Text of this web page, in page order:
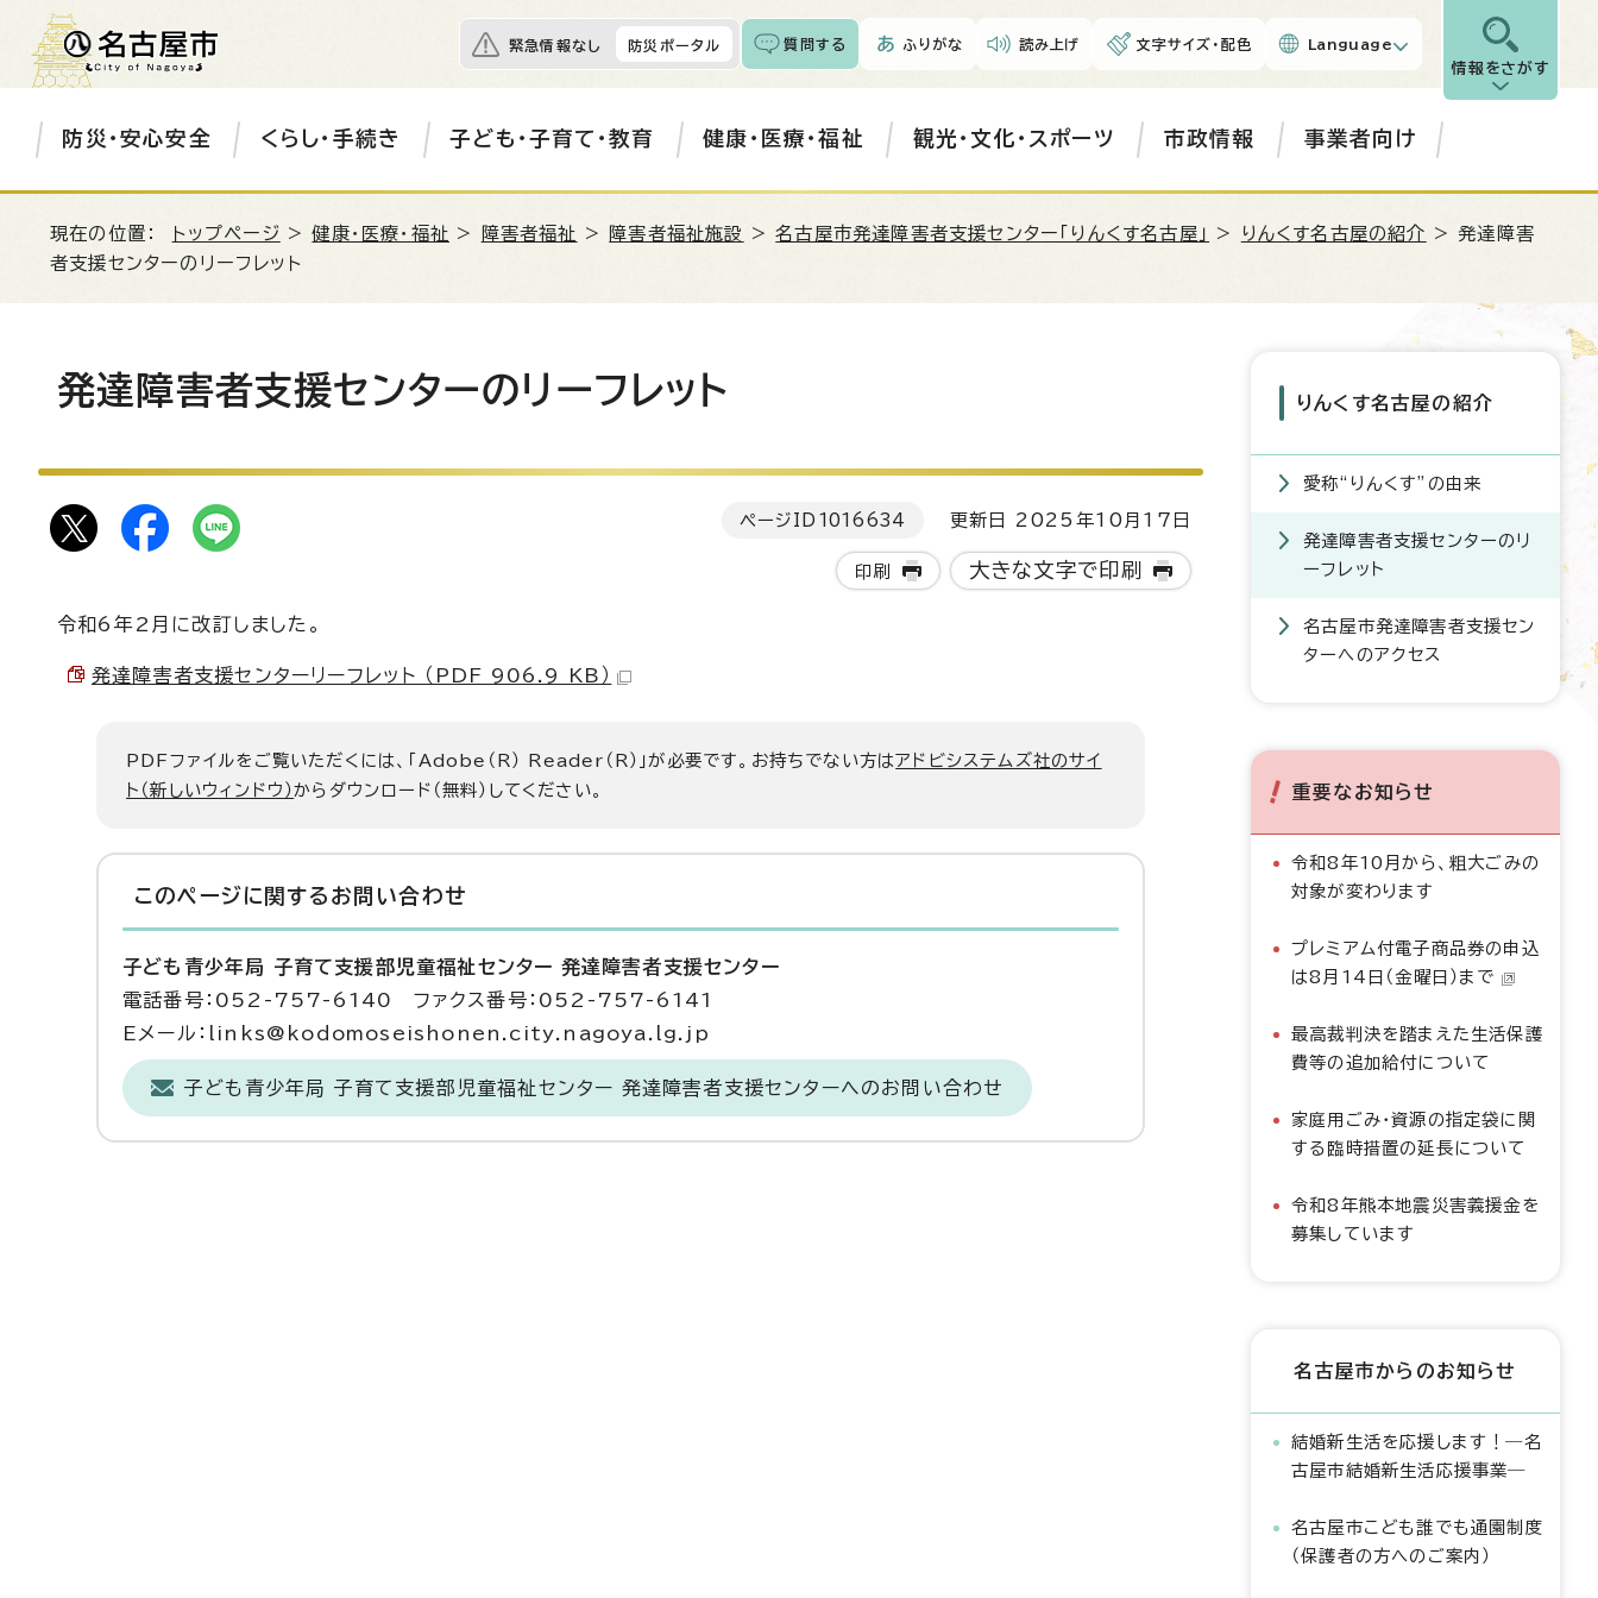
緊急情報なし 防災ポータル 質問する ふりがな 読み上げ 文字サイズ・配色 Language
情報をさがす
防災・安心安全 くらし・手続き 子ども・子育て・教育 健康・医療・福祉 観光・文化・スポーツ 市政情報 事業者向け
現在の位置： トップページ >健康・医療・福祉 > 障害者福祉 > 障害者福祉施設 >名古屋市発達障害者支援センター「りんくす名古屋」 > りんくす名古屋の紹介 > 発達障害
者支援センターのリーフレット
発達障害者支援センターのリーフレット
ページID 1016634 更新日 2025年10月17日
印刷 大きな文字で印刷
令和6年2月に改訂しました。
発達障害者支援センターリーフレット （PDF 906.9 KB）
PDFファイルをご覧いただくには、「Adobe（R） Reader（R）」が必要です。お持ちでない方はアドビシステムズ社のサイ
ト（新しいウィンドウ）からダウンロード（無料）してください。
このページに関する お問い合わせ
子ども青少年局 子育て支援部児童福祉センター 発達障害者支援センター
電話番号：052-757-6140 ファクス番号：052-757-6141
Eメール：links@kodomoseishonen.city.nagoya.lg.jp
子ども青少年局 子育て支援部児童福祉センター 発達障害者支援センターへのお問い合わせ
りんくす名古屋の紹介
愛称“りんくす”の由来
発達障害者支援センターのリ
ーフレット
名古屋市発達障害者支援セン
ターへのアクセス
重要なお知らせ
令和8年10月から、粗大ごみの
対象が変わります
プレミアム付電子商品券の申込
は8月14日（金曜日）まで
最高裁判決を踏まえた生活保護
費等の追加給付について
家庭用ごみ・資源の指定袋に関
する臨時措置の延長について
令和8年熊本地震災害義援金を
募集しています
名古屋市からのお知らせ
結婚新生活を応援します！―名
古屋市結婚新生活応援事業―
名古屋市こども誰でも通園制度
（保護者の方へのご案内）